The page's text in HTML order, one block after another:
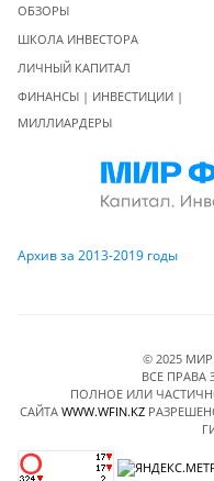
ОБЗОРЫ
ШКОЛА ИНВЕСТОРА
ЛИЧНЫЙ КАПИТАЛ
ФИНАНСЫ | ИНВЕСТИЦИИ |
МИЛЛИАРДЕРЫ
Архив за 2013-2019 годы
© 2025
ВСЕ
ПОЛНОЕ ИЛИ
САЙТА WWW.WFIN.KZ